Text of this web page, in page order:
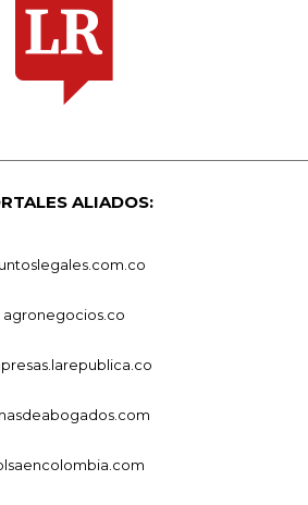
ALIADOS:
agronegocios.co